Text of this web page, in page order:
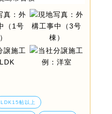
LDK15帖以上